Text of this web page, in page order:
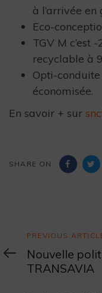
à l’arrivée en
Eco-
TGV M c’est
recyclable à
Opti-conduite
économisée.
En savoir + sur
SHARE ON
Previous
Article
PREVIOUS
Nouvelle
TRANSAVIA